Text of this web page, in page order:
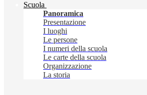
Scuola
Panoramica
Presentazione
I luoghi
Le persone
I numeri della scuola
Le carte della scuola
Organizzazione
La storia